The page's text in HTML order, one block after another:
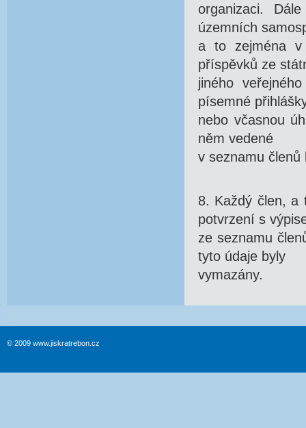
organizaci.
územních
a to zejména v
příspěvků ze
jiného
písemné
nebo včasnou
něm vedené
v seznamu
8. Každý člen, a
potvrzení s
ze seznamu
tyto údaje byly
vymazány.
© 2009 www.jiskratrebon.cz